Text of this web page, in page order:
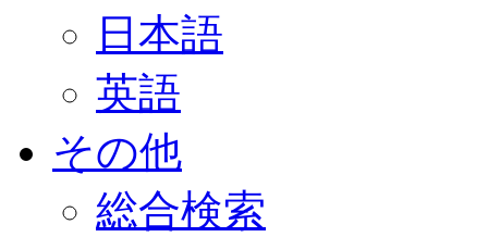
日本語
英語
その他
総合検索